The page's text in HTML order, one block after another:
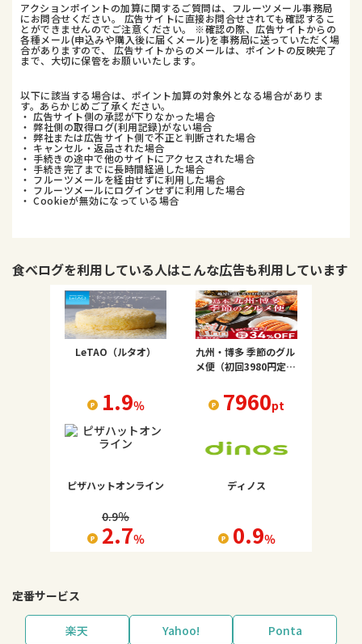
アクションポイントの加算に関するご質問は、フルーツメール事務局
にお問合せください。 広告サイトに直接お問合せされても確認するこ
とができませんのでご注意ください。 ※確認の際、広告サイトからの
各種メール(申込みや購入後に届くメール)を事務局に送っていただく場
合がありますので、 広告サイトからのメールは、ポイントの反映完了
まで、大切に保管をお願いいたします。
以下に該当する場合は、ポイント加算の対象外となる場合がありま
す。あらかじめご了承ください。
・ 広告サイト側の承認が下りなかった場合
・ 弊社側の取得ログ(利用記録)がない場合
・ 弊社または広告サイト側で不正と判断された場合
・ キャンセル・返品された場合
・ 手続きの途中で他のサイトにアクセスされた場合
・ 手続き完了までに長時間経過した場合
・ フルーツメールを経由せずに利用した場合
・ フルーツメールにログインせずに利用した場合
・ Cookieが無効になっている場合
食べログを利用している人はこんな広告も利用しています
LeTAO（ルタオ）
1.9％
九州・博多 季節のグル
メ便（初回3980円定
7960pt
ピザハットオンライン
0.9％
2.7％
ディノス
0.9％
定番サービス
楽天 Yahoo!
Ponta